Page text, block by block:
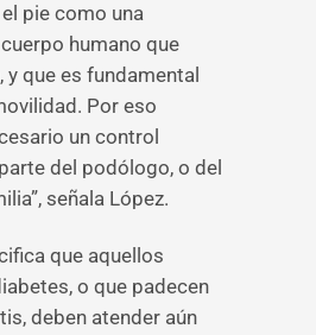
pie como una
humano que
y que es fundamental
Por eso
un control
del podólogo, o del
señala López.
que aquellos
o que padecen
deben atender aún